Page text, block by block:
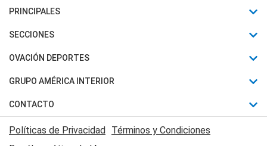
PRINCIPALES
Últimas Noticias
Política
Judiciales
Economia
SECCIONES
Horóscopo
Motores
Trucos caseros
Series y Películas
OVACIÓN DEPORTES
Fútbol
Mundial
Automovilismo
Rugby
GRUPO AMÉRICA INTERIOR
Canal 7 en Vivo
CONTACTO
Acerca de Nosotros
Políticas de Privacidad Términos y Condiciones